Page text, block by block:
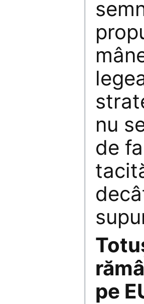
nu
de
pe